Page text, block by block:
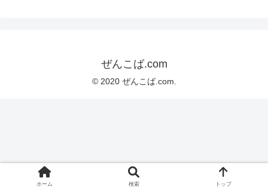
ぜんこば.com
© 2020 ぜんこば.com.
ホーム 検索 トップ